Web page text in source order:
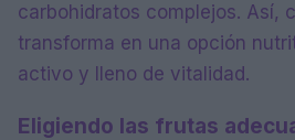
carbohidratos complejos. Así,
transforma en una opción
activo y lleno de vitalidad.
Eligiendo las frutas